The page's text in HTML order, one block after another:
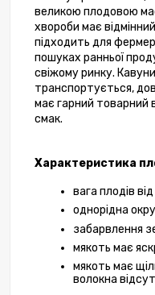
великою плодовою
хвороби має
підходить для
пошуках ранньої
свіжому ринку.
транспортується,
має гарний товарний
смак.
Характеристика
вага плодів
однорідна
забарвлення
мякоть має
мякоть має
волокна